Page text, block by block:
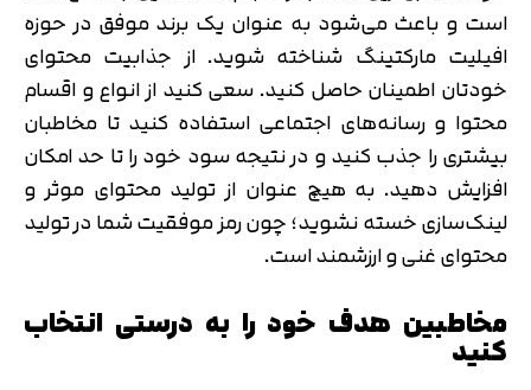
است و باعث می‌شود به عنوان یک برند موفق در حوزه
افیلیت مارکتینگ شناخته شوید. از جذابیت محتوای
خودتان اطمینان حاصل کنید. سعی کنید از انواع و اقسام
محتوا و رسانه‌های اجتماعی استفاده کنید تا مخاطبان
بیشتری را جذب کنید و در نتیجه سود خود را تا حد امکان
افزایش دهید. به هیچ عنوان از تولید محتوای موثر و
لینک‌سازی خسته نشوید؛ چون رمز موفقیت شما در تولید
محتوای غنی و ارزشمند است.
مخاطبین هدف خود را به درستی انتخاب
کنید